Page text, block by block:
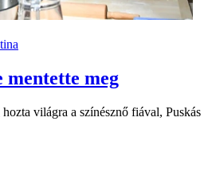
meg
világra a színésznő fiával, Puskás